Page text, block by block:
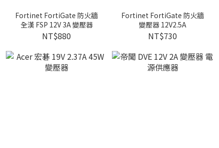
Fortinet FortiGate 防火牆
全漢 FSP 12V 3A 變壓器
NT$880
Fortinet FortiGate 防火牆
變壓器 12V2.5A
NT$730